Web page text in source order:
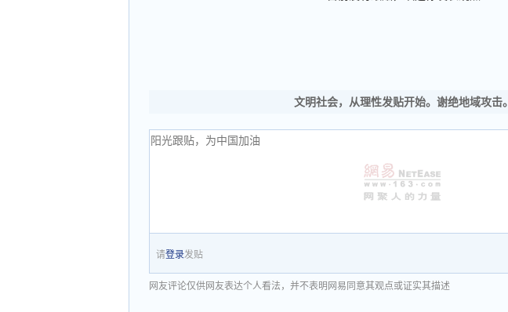
文明社会，从理性发贴开始。谢绝地域攻击。
请登录发贴
网友评论仅供网友表达个人看法，并不表明网易同意其观点或证实其描述